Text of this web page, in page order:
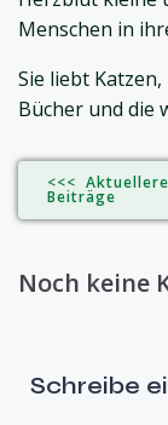
Menschen in
Sie liebt
Bücher und die
<<< Aktuellere
Beiträge
Noch keine
Schreibe